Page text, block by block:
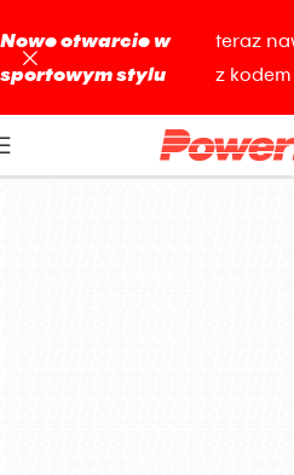
Czerwone
Nowe otwarcie w
sportowym stylu
teraz
z